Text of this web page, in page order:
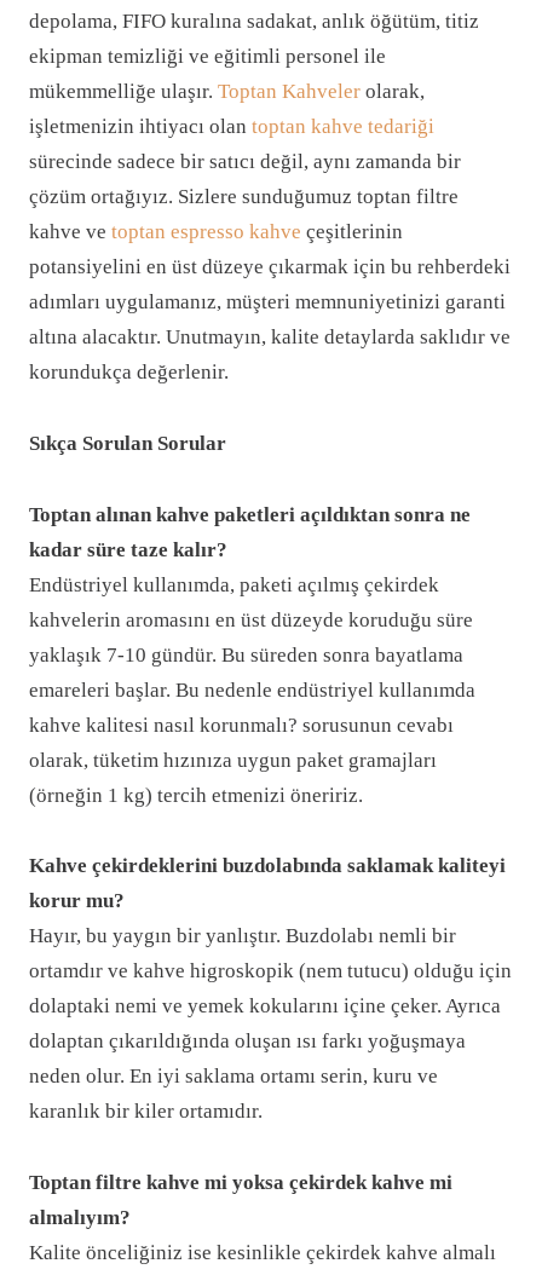
depolama, FIFO kuralına sadakat, anlık öğütüm, titiz
ekipman temizliği ve eğitimli personel ile
mükemmelliğe ulaşır. Toptan Kahveler olarak,
işletmenizin ihtiyacı olan toptan kahve tedariği
sürecinde sadece bir satıcı değil, aynı zamanda bir
çözüm ortağıyız. Sizlere sunduğumuz toptan filtre
kahve ve toptan espresso kahve çeşitlerinin
potansiyelini en üst düzeye çıkarmak için bu rehberdeki
adımları uygulamanız, müşteri memnuniyetinizi garanti
altına alacaktır. Unutmayın, kalite detaylarda saklıdır ve
korundukça değerlenir.
Sıkça Sorulan Sorular
Toptan alınan kahve paketleri açıldıktan sonra ne
kadar süre taze kalır?
Endüstriyel kullanımda, paketi açılmış çekirdek
kahvelerin aromasını en üst düzeyde koruduğu süre
yaklaşık 7-10 gündür. Bu süreden sonra bayatlama
emareleri başlar. Bu nedenle endüstriyel kullanımda
kahve kalitesi nasıl korunmalı? sorusunun cevabı
olarak, tüketim hızınıza uygun paket gramajları
(örneğin 1 kg) tercih etmenizi öneririz.
Kahve çekirdeklerini buzdolabında saklamak kaliteyi
korur mu?
Hayır, bu yaygın bir yanlıştır. Buzdolabı nemli bir
ortamdır ve kahve higroskopik (nem tutucu) olduğu için
dolaptaki nemi ve yemek kokularını içine çeker. Ayrıca
dolaptan çıkarıldığında oluşan ısı farkı yoğuşmaya
neden olur. En iyi saklama ortamı serin, kuru ve
karanlık bir kiler ortamıdır.
Toptan filtre kahve mi yoksa çekirdek kahve mi
almalıyım?
Kalite önceliğiniz ise kesinlikle çekirdek kahve almalı